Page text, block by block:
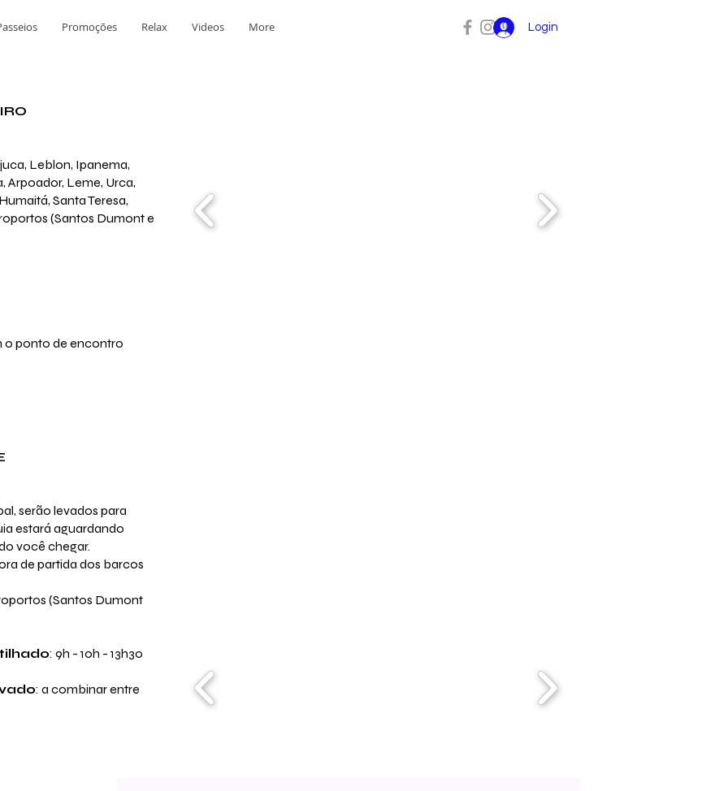
Promoções Relax Videos More Login
Leblon, Ipanema,
Arpoador, Leme, Urca,
Santa Teresa,
(Santos Dumont e
o ponto de encontro
serão levados para
estará aguardando
você chegar.
de partida dos barcos
(Santos Dumont
: 9h - 10h - 13h30
: a combinar entre